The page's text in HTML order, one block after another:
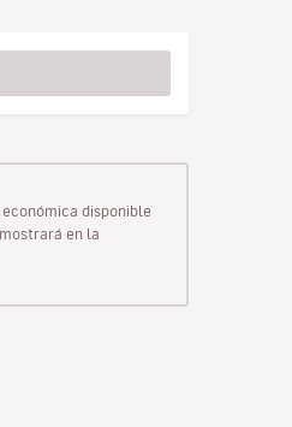
disponible
en la